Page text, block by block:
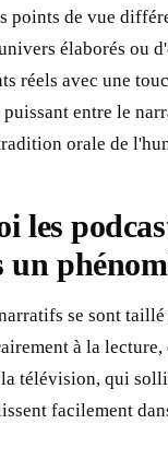
points de vue
élaborés ou
réels avec une
entre le
orale de
les
un
se sont
à la
télévision, qui
facilement